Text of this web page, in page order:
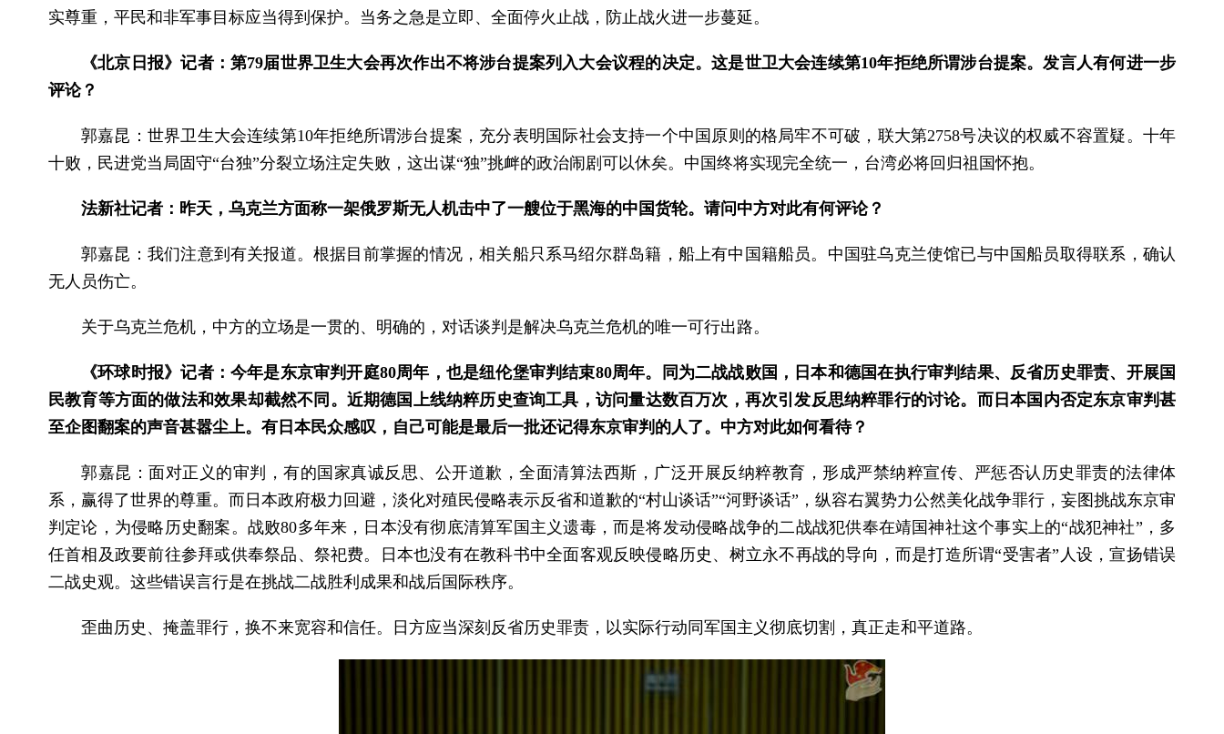
实尊重，平民和非军事目标应当得到保护。当务之急是立即、全面停火止战，防止战火进一步蔓延。
《北京日报》记者：第79届世界卫生大会再次作出不将涉台提案列入大会议程的决定。这是世卫大会连续第10年拒绝所谓涉台提案。发言人有何进一步
评论？
郭嘉昆：世界卫生大会连续第10年拒绝所谓涉台提案，充分表明国际社会支持一个中国原则的格局牢不可破，联大第2758号决议的权威不容置疑。十年
十败，民进党当局固守“台独”分裂立场注定失败，这出谋“独”挑衅的政治闹剧可以休矣。中国终将实现完全统一，台湾必将回归祖国怀抱。
法新社记者：昨天，乌克兰方面称一架俄罗斯无人机击中了一艘位于黑海的中国货轮。请问中方对此有何评论？
郭嘉昆：我们注意到有关报道。根据目前掌握的情况，相关船只系马绍尔群岛籍，船上有中国籍船员。中国驻乌克兰使馆已与中国船员取得联系，确认
无人员伤亡。
关于乌克兰危机，中方的立场是一贯的、明确的，对话谈判是解决乌克兰危机的唯一可行出路。
《环球时报》记者：今年是东京审判开庭80周年，也是纽伦堡审判结束80周年。同为二战战败国，日本和德国在执行审判结果、反省历史罪责、开展国
民教育等方面的做法和效果却截然不同。近期德国上线纳粹历史查询工具，访问量达数百万次，再次引发反思纳粹罪行的讨论。而日本国内否定东京审判甚
至企图翻案的声音甚嚣尘上。有日本民众感叹，自己可能是最后一批还记得东京审判的人了。中方对此如何看待？
郭嘉昆：面对正义的审判，有的国家真诚反思、公开道歉，全面清算法西斯，广泛开展反纳粹教育，形成严禁纳粹宣传、严惩否认历史罪责的法律体
系，赢得了世界的尊重。而日本政府极力回避，淡化对殖民侵略表示反省和道歉的“村山谈话”“河野谈话”，纵容右翼势力公然美化战争罪行，妄图挑战东京审
判定论，为侵略历史翻案。战败80多年来，日本没有彻底清算军国主义遗毒，而是将发动侵略战争的二战战犯供奉在靖国神社这个事实上的“战犯神社”，多
任首相及政要前往参拜或供奉祭品、祭祀费。日本也没有在教科书中全面客观反映侵略历史、树立永不再战的导向，而是打造所谓“受害者”人设，宣扬错误
二战史观。这些错误言行是在挑战二战胜利成果和战后国际秩序。
歪曲历史、掩盖罪行，换不来宽容和信任。日方应当深刻反省历史罪责，以实际行动同军国主义彻底切割，真正走和平道路。